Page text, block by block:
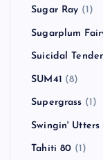
Sugar Ray (1)
Sugarplum
Suicidal
SUM41 (8)
Supergrass (1)
Swingin' Utters
Tahiti 80 (1)